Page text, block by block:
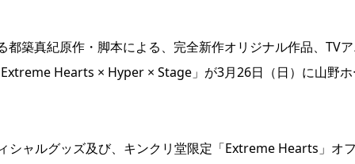
築真紀原作・脚本による、完全新作オリジナル作品、TV
Hearts × Hyper × Stage」が3月26日（日）に山野
ャルグッズ及び、キンクリ堂限定「Extreme Hearts」オ